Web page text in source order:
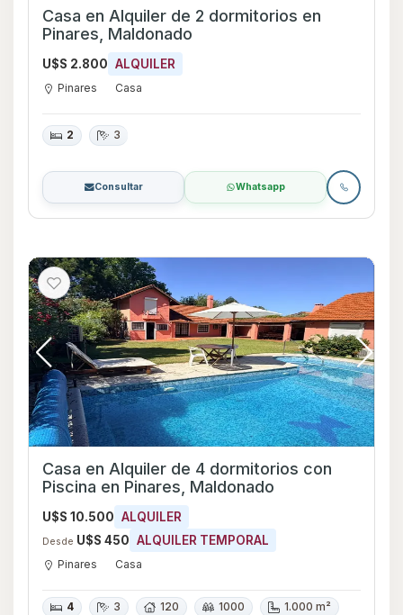
Casa en Alquiler de 2 dormitorios en
Pinares, Maldonado
U$S 2.800 ALQUILER
Pinares Casa
2 3
Consultar Whatsapp
Casa en Alquiler de 4 dormitorios con
Piscina en Pinares, Maldonado
U$S 10.500 ALQUILER
Desde U$S 450 ALQUILER TEMPORAL
Pinares Casa
4 3 120 1000
1.000 m²